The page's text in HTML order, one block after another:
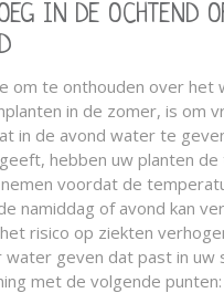
om te onthouden over het
in de zomer, is om
in de avond water te
hebben uw planten de
voordat de
namiddag of avond kan
risico op ziekten
geven dat past in uw
met de volgende punten: